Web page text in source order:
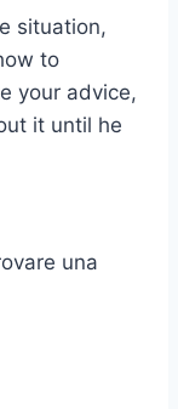
situation,
to
your advice,
it until he
una